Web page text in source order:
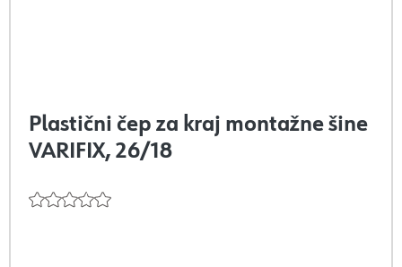
Plastični čep za kraj montažne šine
VARIFIX, 26/18